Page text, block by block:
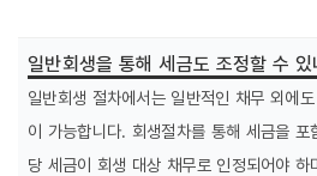
일반회생을 통해 세금도 조정할 수 있
일반회생 절차에서는 일반적인 채무 외에
이 가능합니다. 회생절차를 통해 세금을
당 세금이 회생 대상 채무로 인정되어야